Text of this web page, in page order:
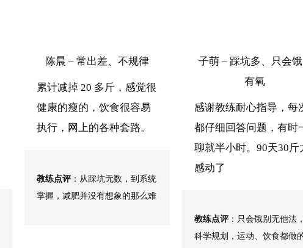
陈晨 – 常出差、不规律
累计减掉 20 多斤，感觉很
健康的瘦的，饮食很容易
执行，网上的各种套路。
教练点评：从踩坑无数，到系统
掌握，减肥并没有想象的那么难
子萌 – 踩坑多、只会
有氧
感谢教练耐心指导，每
都仔细回答问题，有时
聊就半小时。90天30斤
感动了
教练点评：只会饿别无他法
科学规划，运动、饮食都做